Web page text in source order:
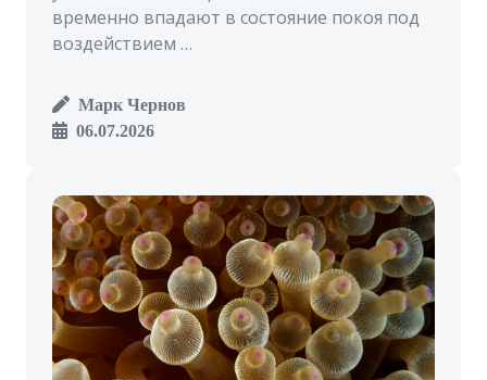
временно впадают в состояние покоя под
воздействием …
Марк Чернов
06.07.2026